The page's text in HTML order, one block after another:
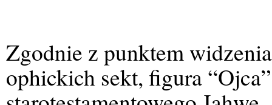
Zgodnie z punktem
ophickich sekt, figura